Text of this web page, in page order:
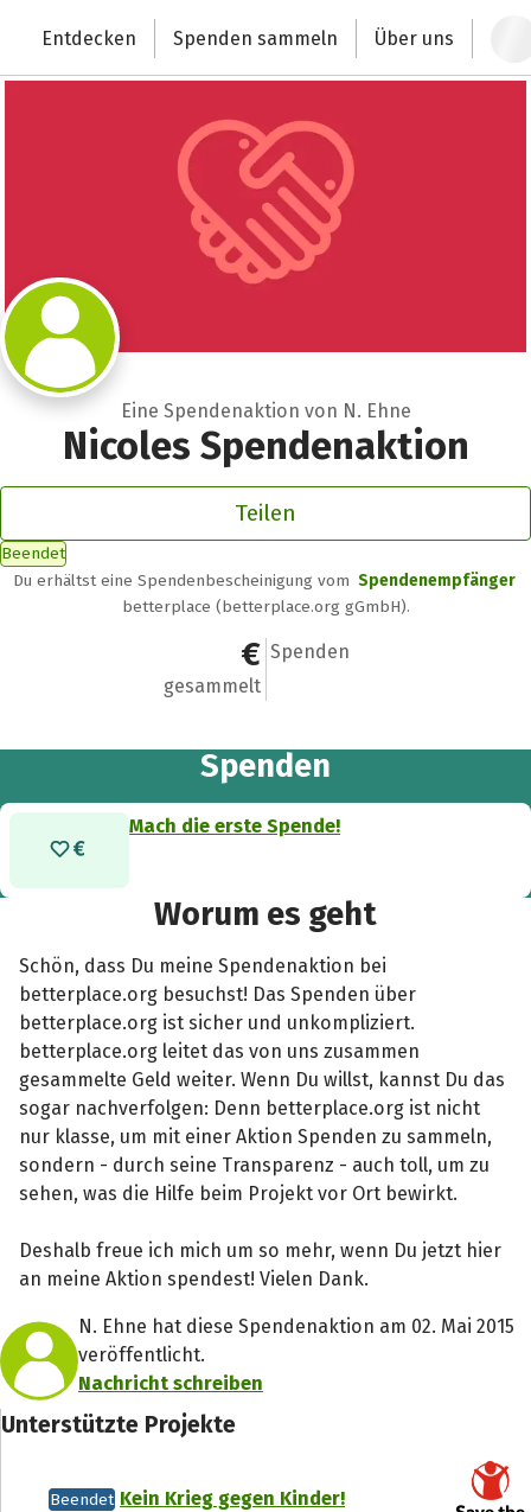
Deutschlands größte Spendenplattform
Entdecken Spenden sammeln Über uns
Eine Spendenaktion von N. Ehne
Nicoles Spendenaktion
Teilen
Beendet
Du erhältst eine Spendenbescheinigung vom Spendenempfänger
betterplace (betterplace.org gGmbH).
0 €
gesammelt
0
Spenden
Spenden
Mach die erste Spende!
Worum es geht
Schön, dass Du meine Spendenaktion bei
betterplace.org besuchst! Das Spenden über
betterplace.org ist sicher und unkompliziert.
betterplace.org leitet das von uns zusammen
gesammelte Geld weiter. Wenn Du willst, kannst Du das
sogar nachverfolgen: Denn betterplace.org ist nicht
nur klasse, um mit einer Aktion Spenden zu sammeln,
sondern - durch seine Transparenz - auch toll, um zu
sehen, was die Hilfe beim Projekt vor Ort bewirkt.
Deshalb freue ich mich um so mehr, wenn Du jetzt hier
an meine Aktion spendest! Vielen Dank.
N. Ehne hat diese Spendenaktion am 02. Mai 2015
veröffentlicht.
Nachricht schreiben
Unterstützte Projekte
Beendet Kein Krieg gegen Kinder!